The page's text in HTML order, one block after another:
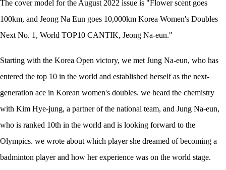
The cover model for the August 2022 issue is "Flower scent goes
100km, and Jeong Na Eun goes 10,000km Korea Women's Doubles
Next No. 1, World TOP10 CANTIK, Jeong Na-eun."
Starting with the Korea Open victory, we met Jung Na-eun, who has
entered the top 10 in the world and established herself as the next-
generation ace in Korean women's doubles. we heard the chemistry
with Kim Hye-jung, a partner of the national team, and Jung Na-eun,
who is ranked 10th in the world and is looking forward to the
Olympics. we wrote about which player she dreamed of becoming a
badminton player and how her experience was on the world stage.